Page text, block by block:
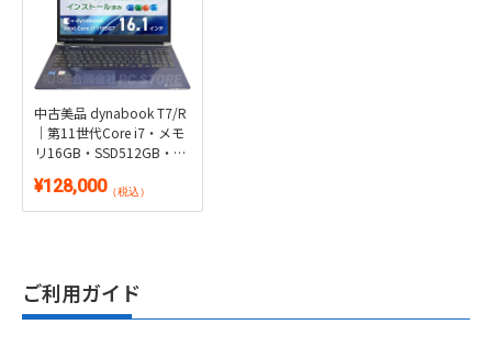
中古美品 dynabook T7/R
｜第11世代Core i7・メモ
リ16GB・SSD512GB・ブ
11・Microsoft Office 2024
付き
¥128,000（税込）
ご利用ガイド